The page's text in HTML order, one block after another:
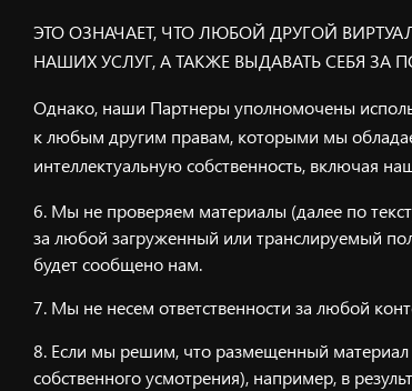
ЭТО ОЗНАЧАЕТ, ЧТО ЛЮБОЙ ДРУГОЙ
НАШИХ УСЛУГ, А ТАКЖЕ ВЫДАВАТЬ СЕБЯ ЗА
Однако, наши Партнеры уполномочены
к любым другим правам, которыми мы
интеллектуальную собственность, включая
Мы не проверяем материалы (далее по
за любой загруженный или транслируемый
будет сообщено нам.
Мы не несем ответственности за любой
Если мы решим, что размещенный
собственного усмотрения), например, в